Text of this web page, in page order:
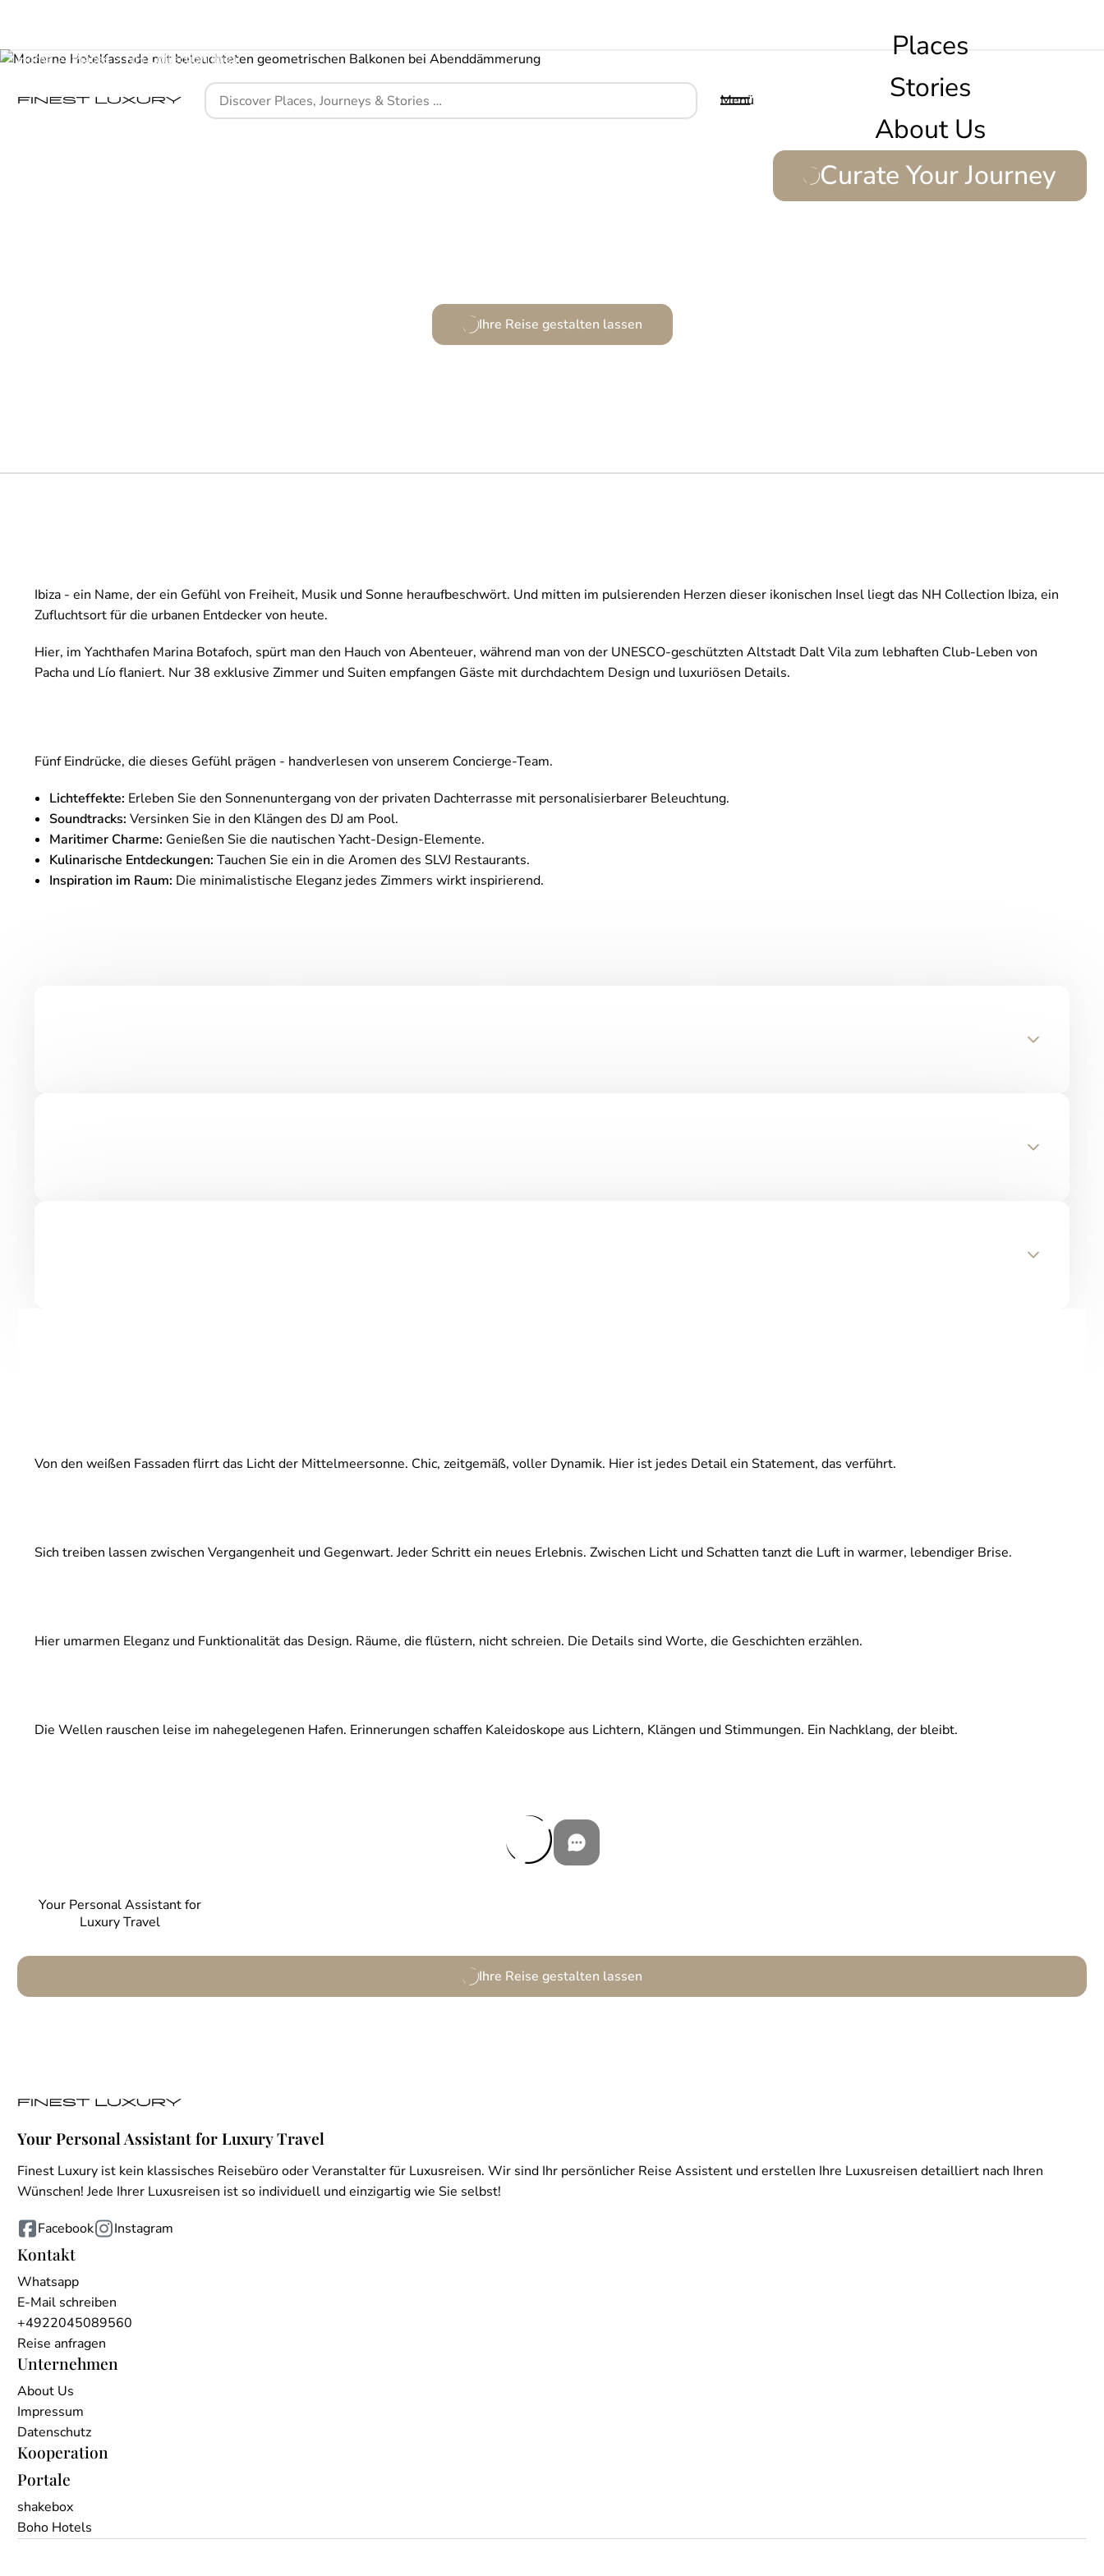
Menü
Places
Stories
About Us
Curate Your Journey
Home Places NH Collection Ibiza
Ihre Reise gestalten lassen
Your Personal Assistant for
Luxury Travel
Ihre Reise gestalten lassen
Ibiza - ein Name, der ein Gefühl von Freiheit, Musik und Sonne heraufbeschwört. Und mitten im pulsierenden Herzen dieser ikonischen Insel liegt das NH Collection Ibiza, ein
Zufluchtsort für die urbanen Entdecker von heute.
Hier, im Yachthafen Marina Botafoch, spürt man den Hauch von Abenteuer, während man von der UNESCO-geschützten Altstadt Dalt Vila zum lebhaften Club-Leben von
Pacha und Lío flaniert. Nur 38 exklusive Zimmer und Suiten empfangen Gäste mit durchdachtem Design und luxuriösen Details.
Fünf Eindrücke, die dieses Gefühl prägen - handverlesen von unserem Concierge-Team.
Lichteffekte: Erleben Sie den Sonnenuntergang von der privaten Dachterrasse mit personalisierbarer Beleuchtung.
Soundtracks: Versinken Sie in den Klängen des DJ am Pool.
Maritimer Charme: Genießen Sie die nautischen Yacht-Design-Elemente.
Kulinarische Entdeckungen: Tauchen Sie ein in die Aromen des SLVJ Restaurants.
Inspiration im Raum: Die minimalistische Eleganz jedes Zimmers wirkt inspirierend.
Von den weißen Fassaden flirrt das Licht der Mittelmeersonne. Chic, zeitgemäß, voller Dynamik. Hier ist jedes Detail ein Statement, das verführt.
Sich treiben lassen zwischen Vergangenheit und Gegenwart. Jeder Schritt ein neues Erlebnis. Zwischen Licht und Schatten tanzt die Luft in warmer, lebendiger Brise.
Hier umarmen Eleganz und Funktionalität das Design. Räume, die flüstern, nicht schreien. Die Details sind Worte, die Geschichten erzählen.
Die Wellen rauschen leise im nahegelegenen Hafen. Erinnerungen schaffen Kaleidoskope aus Lichtern, Klängen und Stimmungen. Ein Nachklang, der bleibt.
Your Personal Assistant for Luxury Travel
Finest Luxury ist kein klassisches Reisebüro oder Veranstalter für Luxusreisen. Wir sind Ihr persönlicher Reise Assistent und erstellen Ihre Luxusreisen detailliert nach Ihren
Wünschen! Jede Ihrer Luxusreisen ist so individuell und einzigartig wie Sie selbst!
Facebook Instagram
Kontakt
Whatsapp
E-Mail schreiben
+4922045089560
Reise anfragen
Unternehmen
About Us
Impressum
Datenschutz
Kooperation
Portale
shakebox
Boho Hotels